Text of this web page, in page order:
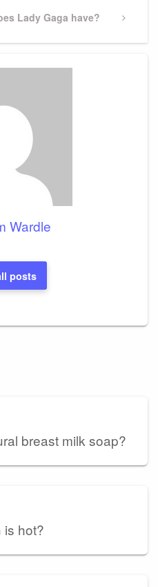
Lady Gaga have?
Wardle
posts
breast milk soap?
is hot?